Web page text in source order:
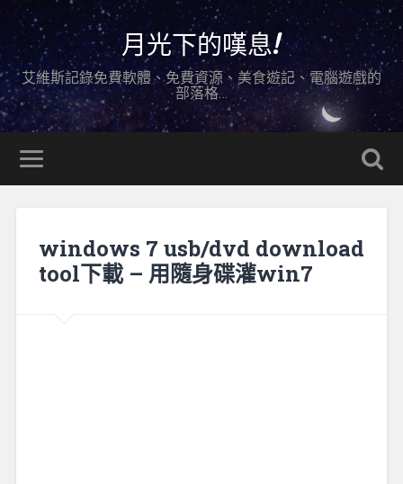
月光下的嘆息!
艾維斯記錄免費軟體、免費資源、美食遊記、電腦遊戲的
部落格…
windows 7 usb/dvd download
tool下載 – 用隨身碟灌win7